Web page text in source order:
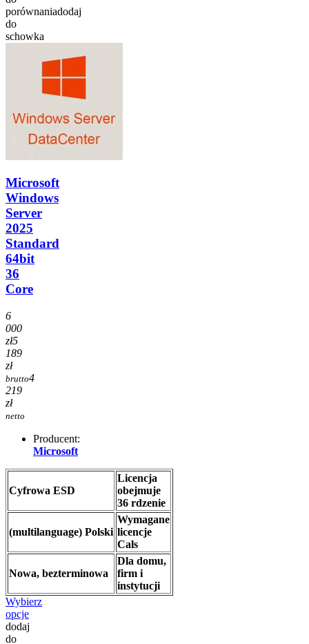
porównaniadodaj
do
schowka
Microsoft
Windows
Server
2025
Standard
64bit
36
Core
6
000
zł5
189
zł
brutto4
219
zł
netto
Producent:
Microsoft
Cyfrowa ESD
Licencja
obejmuje
36 rdzenie
(multilanguage) Polski
Wymagane
licencje
Cals
Nowa, bezterminowa
Dla domu,
firm i
instytucji
Wybierz
opcje
dodaj
do